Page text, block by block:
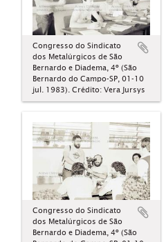
Congresso do Sindicato
dos Metalúrgicos de São
Bernardo e Diadema, 4º (São
Bernardo do Campo-SP, 01-10
jul. 1983). Crédito: Vera Jursys
Congresso do Sindicato
dos Metalúrgicos de São
Bernardo e Diadema, 4º (São